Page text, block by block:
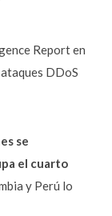
Report en
DDoS
se
el cuarto
y Perú lo